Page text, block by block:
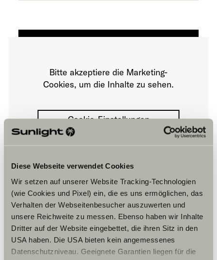
Diese Webseite verwendet Cookies
Wir setzen auf unserer Website Tracking-Technologien
(wie Cookies und Pixel) ein, die es uns ermöglichen, das
Verhalten der Webseitenbesucher auszuwerten und
unsere Reichweite zu messen. Ebenso haben wir Inhalte
Dritter auf der Website eingebettet, die ihren Sitz in den
USA haben. Die USA bieten kein angemessenes
Datenschutzniveau. Geeignete Garantien liegen für die
Öffnungszeiten
Horaires d’ouverture de la concession
Vente de véhicules
Du mardi au samedi:
09h00-12h30/14h00-19h00
Bitte akzeptiere die Marketing-
Cookies, um die Inhalte zu sehen.
Cookie-Einstellungen